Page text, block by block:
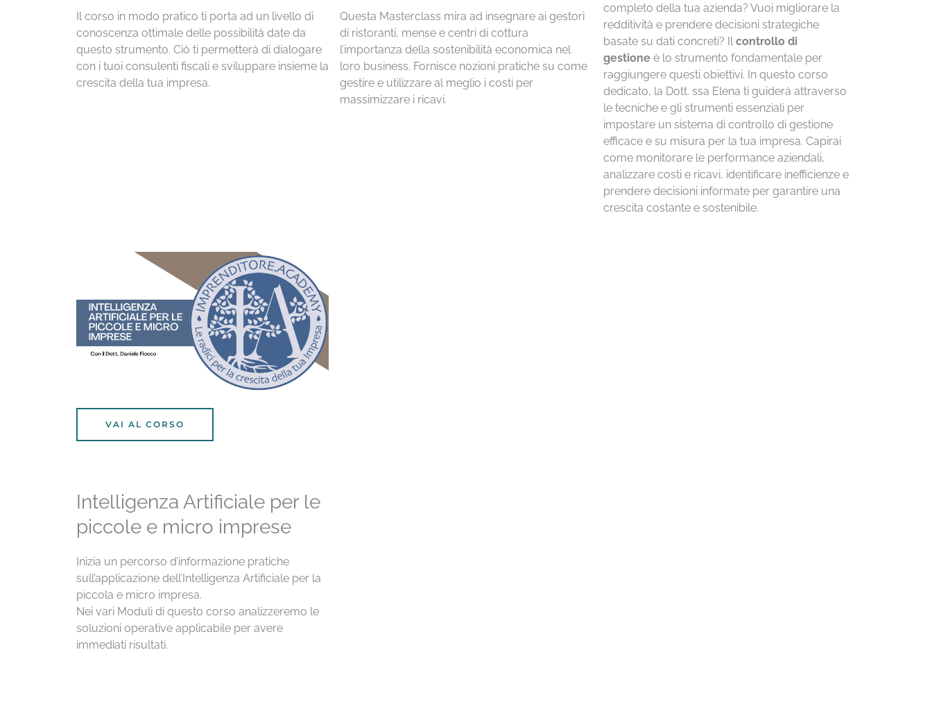
Il corso in modo pratico ti porta ad un livello di
conoscenza ottimale delle possibilità date da
questo strumento. Ciò ti permetterà di dialogare
con i tuoi consulenti fiscali e sviluppare insieme la
crescita della tua impresa.
Questa Masterclass mira ad insegnare ai gestori
di ristoranti, mense e centri di cottura
l’importanza della sostenibilità economica nel
loro business. Fornisce nozioni pratiche su come
gestire e utilizzare al meglio i costi per
massimizzare i ricavi.
completo della tua azienda? Vuoi migliorare la
redditività e prendere decisioni strategiche
basate su dati concreti? Ilcontrollo di
gestioneè lo strumento fondamentale per
raggiungere questi obiettivi. In questo corso
dedicato, la Dott. ssa Elena ti guiderà attraverso
le tecniche e gli strumenti essenziali per
impostare un sistema di controllo di gestione
efficace e su misura per la tua impresa. Capirai
come monitorare le performance aziendali,
analizzare costi e ricavi, identificare inefficienze e
prendere decisioni informate per garantire una
crescita costante e sostenibile.
VAI AL CORSO
Intelligenza Artificiale per le
piccole e micro imprese
Inizia un percorso d’informazione pratiche
sull’applicazione dell’Intelligenza Artificiale per la
piccola e micro impresa.
Nei vari Moduli di questo corso analizzeremo le
soluzioni operative applicabile per avere
immediati risultati.